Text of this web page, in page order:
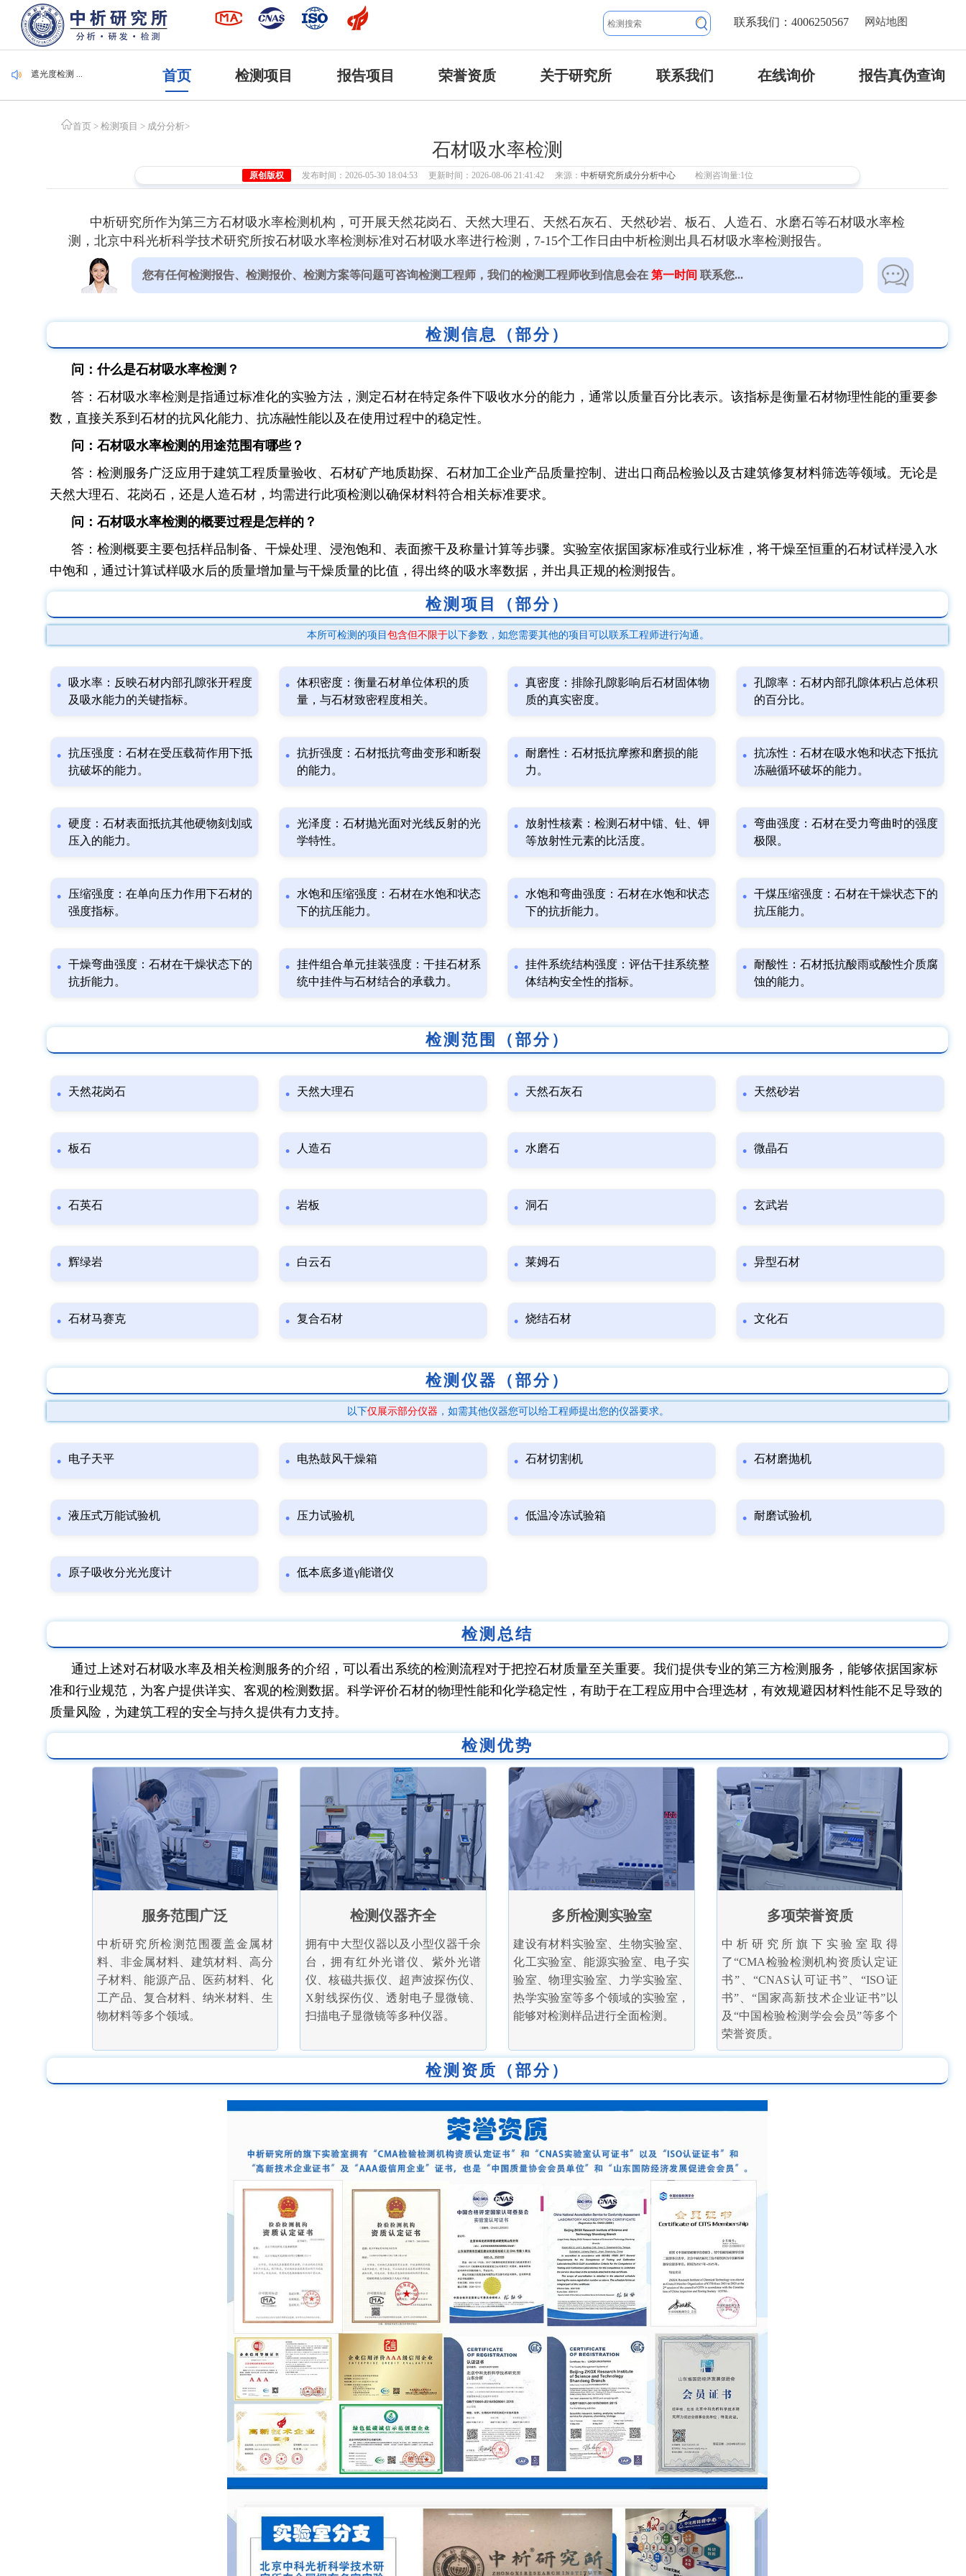
网站地图
联系我们：4006250567
毛刷检测 ...
集装袋检测 ...
潜水服检测 ...
毛刷检测 ...
首页 检测项目 报告项目 荣誉资质 关于研究所 联系我们 在线询价 报告真伪查询
首页 > 检测项目 > 成分分析>
石材吸水率检测
原创版权 发布时间：2026-05-30 18:04:53 更新时间：2026-08-06 21:41:42 来源： 中析研究所成分分析中心 检测咨询量:1位
中析研究所作为第三方石材吸水率检测机构，可开展天然花岗石、天然大理石、天然石灰石、天然砂岩、板石、人造石、水磨石等石材吸水率检
测，北京中科光析科学技术研究所按石材吸水率检测标准对石材吸水率进行检测，7-15个工作日由中析检测出具石材吸水率检测报告。
您有任何检测报告、检测报价、检测方案等问题可咨询检测工程师，我们的检测工程师收到信息会在第一时间 联系您...
检测信息（部分）
问：什么是石材吸水率检测？
答：石材吸水率检测是指通过标准化的实验方法，测定石材在特定条件下吸收水分的能力，通常以质量百分比表示。该指标是衡量石材物理性能的重要参
数，直接关系到石材的抗风化能力、抗冻融性能以及在使用过程中的稳定性。
问：石材吸水率检测的用途范围有哪些？
答：检测服务广泛应用于建筑工程质量验收、石材矿产地质勘探、石材加工企业产品质量控制、进出口商品检验以及古建筑修复材料筛选等领域。无论是
天然大理石、花岗石，还是人造石材，均需进行此项检测以确保材料符合相关标准要求。
问：石材吸水率检测的概要过程是怎样的？
答：检测概要主要包括样品制备、干燥处理、浸泡饱和、表面擦干及称量计算等步骤。实验室依据国家标准或行业标准，将干燥至恒重的石材试样浸入水
中饱和，通过计算试样吸水后的质量增加量与干燥质量的比值，得出终的吸水率数据，并出具正规的检测报告。
检测项目（部分）
本所可检测的项目 包含但不限于以下参数，如您需要其他的项目可以联系工程师进行沟通。
吸水率：反映石材内部孔隙张开程度
及吸水能力的关键指标。
体积密度：衡量石材单位体积的质
量，与石材致密程度相关。
真密度：排除孔隙影响后石材固体物
质的真实密度。
孔隙率：石材内部孔隙体积占总体积
的百分比。
抗压强度：石材在受压载荷作用下抵
抗破坏的能力。
抗折强度：石材抵抗弯曲变形和断裂
的能力。
耐磨性：石材抵抗摩擦和磨损的能
力。
抗冻性：石材在吸水饱和状态下抵抗
冻融循环破坏的能力。
硬度：石材表面抵抗其他硬物刻划或
压入的能力。
光泽度：石材抛光面对光线反射的光
学特性。
放射性核素：检测石材中镭、钍、钾
等放射性元素的比活度。
弯曲强度：石材在受力弯曲时的强度
极限。
压缩强度：在单向压力作用下石材的
强度指标。
水饱和压缩强度：石材在水饱和状态
下的抗压能力。
水饱和弯曲强度：石材在水饱和状态
下的抗折能力。
干煤压缩强度：石材在干燥状态下的
抗压能力。
干燥弯曲强度：石材在干燥状态下的
抗折能力。
挂件组合单元挂装强度：干挂石材系
统中挂件与石材结合的承载力。
挂件系统结构强度：评估干挂系统整
体结构安全性的指标。
耐酸性：石材抵抗酸雨或酸性介质腐
蚀的能力。
检测范围（部分）
天然花岗石 天然大理石 天然石灰石 天然砂岩
板石 人造石 水磨石 微晶石
石英石 岩板 洞石 玄武岩
辉绿岩 白云石 莱姆石 异型石材
石材马赛克 复合石材 烧结石材 文化石
检测仪器（部分）
以下仅展示部分仪器 ，如需其他仪器您可以给工程师提出您的仪器要求。
电子天平 电热鼓风干燥箱 石材切割机 石材磨抛机
液压式万能试验机 压力试验机 低温冷冻试验箱 耐磨试验机
原子吸收分光光度计 低本底多道γ能谱仪
检测总结
通过上述对石材吸水率及相关检测服务的介绍，可以看出系统的检测流程对于把控石材质量至关重要。我们提供专业的第三方检测服务，能够依据国家标
准和行业规范，为客户提供详实、客观的检测数据。科学评价石材的物理性能和化学稳定性，有助于在工程应用中合理选材，有效规避因材料性能不足导致的
质量风险，为建筑工程的安全与持久提供有力支持。
检测优势
服务范围广泛
中析研究所检测范围覆盖金属材
料、非金属材料、建筑材料、高分
子材料、能源产品、医药材料、化
工产品、复合材料、纳米材料、生
物材料等多个领域。
检测仪器齐全
拥有中大型仪器以及小型仪器千余
台，拥有红外光谱仪、紫外光谱
仪、核磁共振仪、超声波探伤仪、
X射线探伤仪、透射电子显微镜、
扫描电子显微镜等多种仪器。
多所检测实验室
建设有材料实验室、生物实验室、
化工实验室、能源实验室、电子实
验室、物理实验室、力学实验室、
热学实验室等多个领域的实验室，
能够对检测样品进行全面检测。
多项荣誉资质
中析研究所旗下实验室取得
了“CMA检验检测机构资质认定证
书”、“CNAS认可证书”、“ISO证
书”、“国家高新技术企业证书”以
及“中国检验检测学会会员”等多个
荣誉资质。
检测资质（部分）